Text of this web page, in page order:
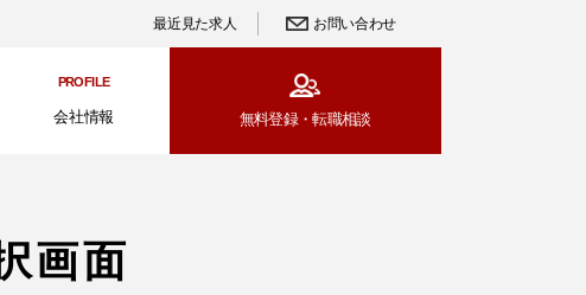
最近見た求人 お問い合わせ
PROFILE
会社情報 無料登録・転職相談
画面